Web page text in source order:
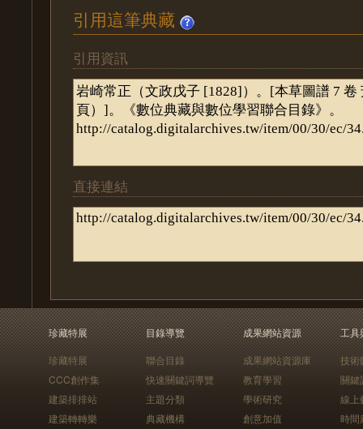
引用這筆典藏
引用資訊
直接連結
珍藏特展
珍藏特展
CCC創作集
建築排排站
建築轉轉樂
目錄導覽
聯合目錄
快速關鍵詞導覽
主題分類
典藏機構
成果網站資源
成果網站資源庫
教育學習
學術研究
創意加值
工具
技術
關鍵
線上
時間